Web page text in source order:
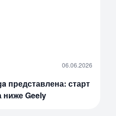
06.06.2026
представлена: старт
Geely